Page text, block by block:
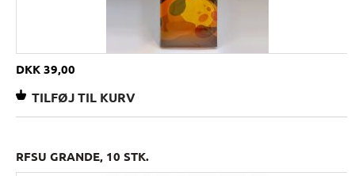
DKK 39,00
RFSU GRANDE, 10 STK.